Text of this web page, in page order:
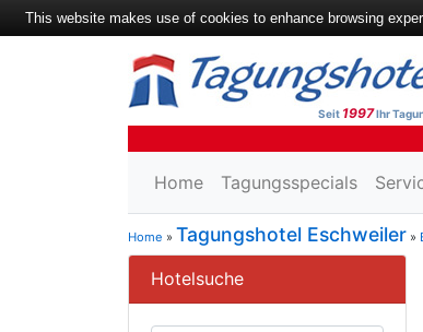
Seit 1997Ihr
Home Tagungsspecials
Home » Tagungshotel Eschweiler »
Hotelsuche
This website makes use of cookies to enhance browsing